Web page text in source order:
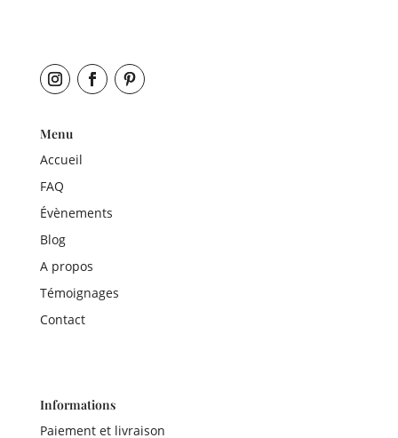
Menu
Accueil
FAQ
Évènements
Blog
A propos
Témoignages
Contact
Informations
Paiement et livraison